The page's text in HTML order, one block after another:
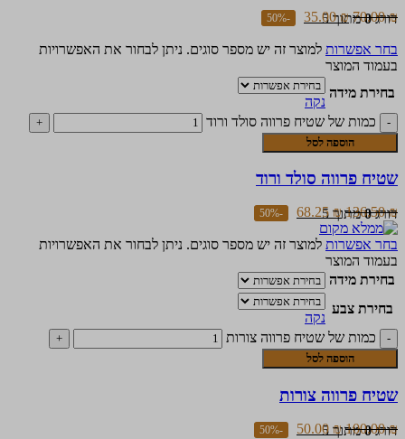
דורג0מתוך 570.00₪
35.00₪
-50%
בחר אפשרות למוצר זה יש מספר סוגים. ניתן לבחור את האפשרויות
בעמוד המוצר
בחירת מידה
נקה
כמות של שטיח פרווה סולד ורוד
הוספה לסל
שטיח פרווה סולד ורוד
דורג0מתוך 5
136.50₪
68.25 ₪
-50%
בחר אפשרות למוצר זה יש מספר סוגים. ניתן לבחור את האפשרויות
בעמוד המוצר
בחירת מידה
בחירת צבע
נקה
כמות של שטיח פרווה צורות
הוספה לסל
שטיח פרווה צורות
דורג0מתוך 5
100.00₪
50.00 ₪
-50%